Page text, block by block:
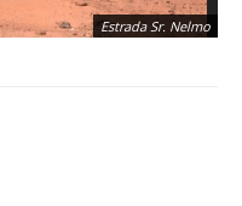
Estrada Sr. Nelmo